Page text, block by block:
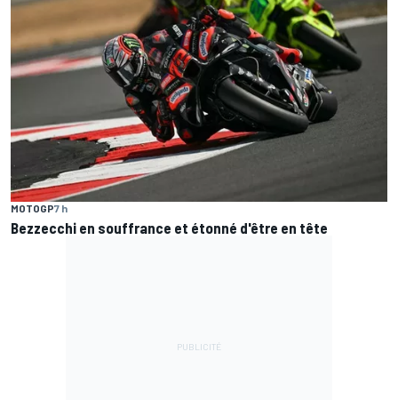
MOTOGP7 h
Bezzecchi en souffrance et étonné d'être en tête